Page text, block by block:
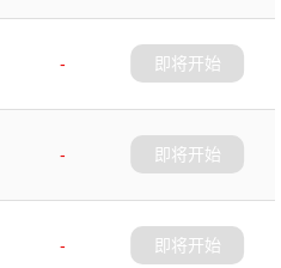
-
即将开始
-
即将开始
-
即将开始